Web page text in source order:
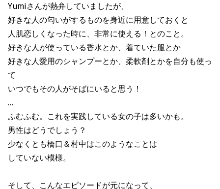
Yumiさんが熱弁していましたが、
好きな人の匂いがするものを身近に用意しておくと
人肌恋しくなった時に、非常に使える！とのこと。
好きな人が使っている香水とか、着ていた服とか
好きな人愛用のシャンプーとか、柔軟剤とかを自分も使っ
て
いつでもその人がそばにいると思う！
…
ふむふむ。これを実践している女の子は多いかも。
男性はどうでしょう？
少なくとも橋口＆村中はこのようなことは
していない模様。
そして、こんなエピソードが元になって、